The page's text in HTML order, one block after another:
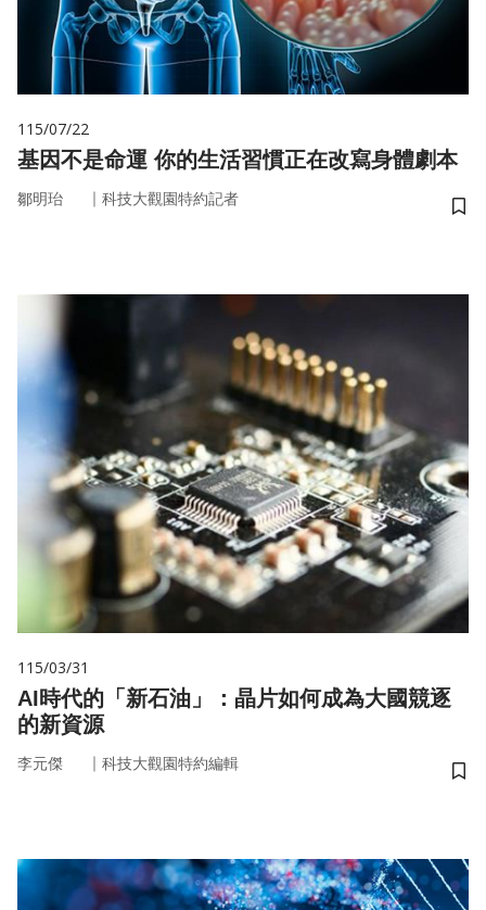
115/07/22
基因不是命運 你的生活習慣正在改寫身體劇本
鄒明珆 ｜ 科技大觀園特約記者
儲
115/03/31
AI時代的「新石油」：晶片如何成為大國競逐
的新資源
李元傑 ｜ 科技大觀園特約編輯
儲